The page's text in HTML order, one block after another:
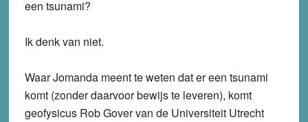
een tsunami?
Ik denk van niet.
Waar Jomanda meent te weten dat er een tsunami
komt (zonder daarvoor bewijs te leveren), komt
geofysicus Rob Gover van de Universiteit Utrecht